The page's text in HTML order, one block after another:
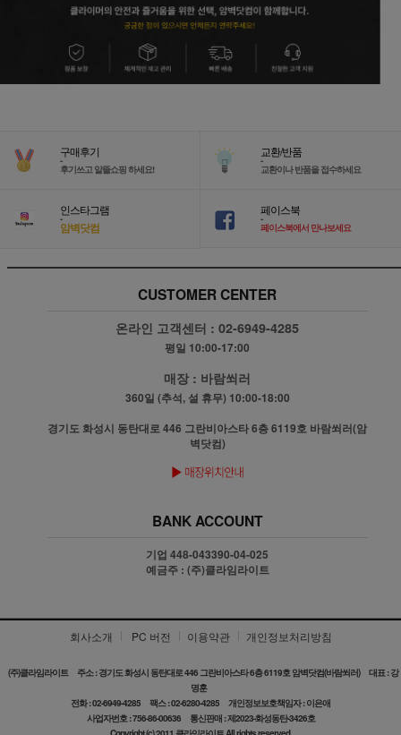
구매후기
-
후기쓰고 알뜰쇼핑 하세요!
교환/반품
-
교환이나 반품을 접수하세요
인스타그램
-
암벽닷컴
페이스북
-
페이스북에서 만나보세요
CUSTOMER CENTER
온라인 고객센터 :02-6949-4285
평일 10:00-17:00
매장 : 바람쐬러
360일 (추석, 설 휴무) 10:00-18:00
경기도 화성시 동탄대로 446 그란비아스타 6층 6119호 바람쐬러(암
벽닷컴)
BANK ACCOUNT
기업 448-043390-04-025
예금주 : (주)클라임라이트
회사소개 PC 버전 이용약관 개인정보처리방침
(주)클라임라이트 주소 : 경기도 화성시 동탄대로 446 그란비아스타 6층 6119호 암벽닷컴(바람쐬러)
대표 : 강
명훈
전화 : 02-6949-4285
팩스 : 02-6280-4285
개인정보보호책임자 : 이은애
사업자번호 : 756-86-00636
통신판매 : 제2023-화성동탄-3426호